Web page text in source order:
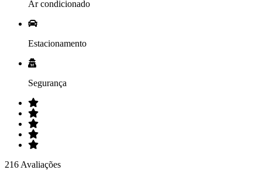
Ar condicionado
Estacionamento
Segurança
216 Avaliações